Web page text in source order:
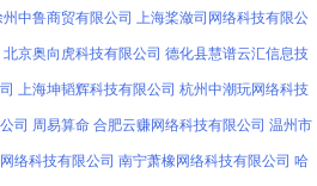
州中鲁商贸有限公司 上海桨潋司网络科技有限公
北京奥向虎科技有限公司 德化县慧谱云汇信息技
上海坤韬辉科技有限公司 杭州中潮玩网络科技
司 周易算命 合肥云赚网络科技有限公司 温州市
络科技有限公司 南宁萧橡网络科技有限公司 哈